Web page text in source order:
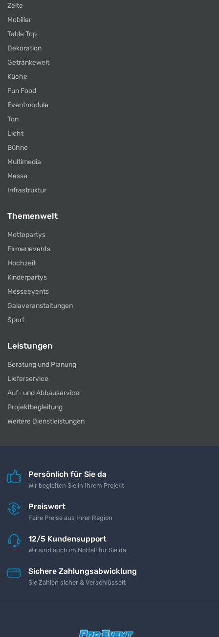
Zelte
Mobiliar
Table Top
Dekoration
Getränkewelt
Küche
Fun Food
Eventmodule
Ton
Licht
Bühne
Multimedia
Messe
Infrastruktur
Themenwelt
Mottopartys
Firmenevents
Hochzeit
Kinderpartys
Messeevents
Galaveranstaltungen
Sport
Leistungen
Beratung und Planung
Lieferservice
Auf- und Abbauservice
Projektbegleitung
Weitere Dienstleistungen
Persönlich für Sie da
Wir begleiten Sie in Ihrem Projekt
Preiswert
Faire Preise aus Ihrer Region
12/5 Kundensupport
Wir sind auch im Notfall für Sie da
Sichere Zahlungsabwicklung
Sie Zahlen sicher & Verschlüsselt